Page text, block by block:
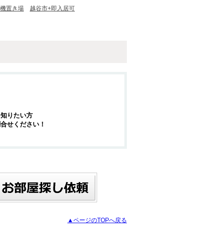
置き場 越谷市+即入居可
りたい方
せください！
▲ページのTOPへ戻る